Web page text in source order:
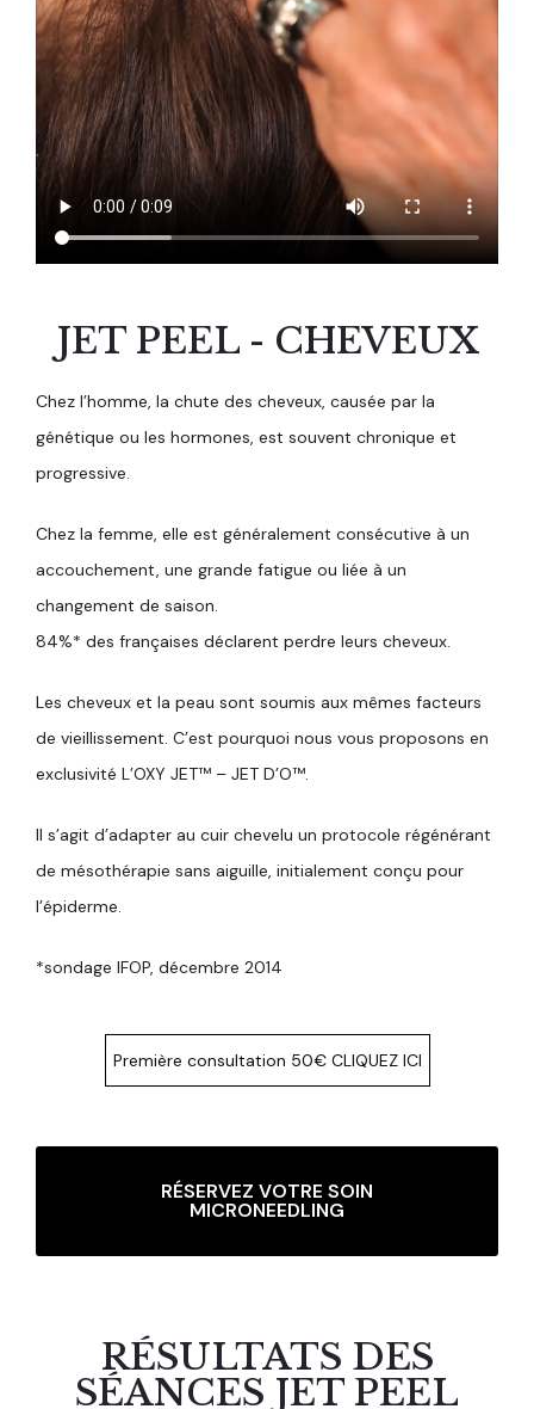
JET PEEL - CHEVEUX
Chez l’homme, la chute des cheveux, causée par la
génétique ou les hormones, est souvent chronique et
progressive.
Chez la femme, elle est généralement consécutive à un
accouchement, une grande fatigue ou liée à un
changement de saison.
84%* des françaises déclarent perdre leurs cheveux.
Les cheveux et la peau sont soumis aux mêmes facteurs
de vieillissement. C’est pourquoi nous vous proposons en
exclusivité L’OXY JET™ – JET D’O™.
Il s’agit d’adapter au cuir chevelu un protocole régénérant
de mésothérapie sans aiguille, initialement conçu pour
l’épiderme.
*sondage IFOP, décembre 2014
Première consultation 50€ CLIQUEZ ICI
RÉSERVEZ VOTRE SOIN
MICRONEEDLING
RÉSULTATS DES
SÉANCES JET PEEL